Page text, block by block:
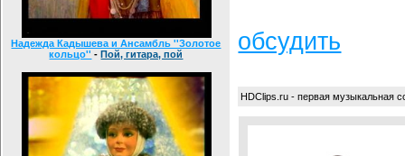
Надежда Кадышева и Ансамбль ''Золотое
кольцо'' -Пой, гитара, пой обсудить
HDClips.ru - первая музыкальная